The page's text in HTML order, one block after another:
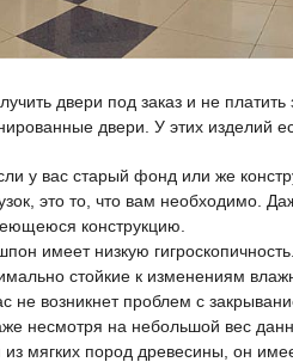
двери под заказ и не
двери. У этих изделий
у вас старый фонд или же
это то, что вам необходимо.
конструкцию.
имеет низкую
стойкие к изменениям
не возникнет проблем с
несмотря на небольшой вес
из мягких пород древесины, он